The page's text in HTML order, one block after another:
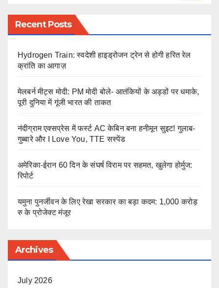
Recent Posts
Hydrogen Train: स्वदेशी हाइड्रोजन ट्रेन से होगी हरित रेल
क्रांति का आगाज़
मेलबर्न मीट्स मोदी: PM मोदी बोले- आतंकियों के अड्डों पर धमाके,
पूरी दुनिया में गूंजी भारत की ताकत
नंदीग्राम एक्सप्रेस में फर्स्ट AC केबिन बना हनीमून सुइट! गुलाब-
गुब्बारे और I Love You, TTE सस्पेंड
अमेरिका-ईरान 60 दिन के संघर्ष विराम पर सहमत, खुलेगा होर्मुज:
रिपोर्ट
यमुना पुनर्जीवन के लिए रेखा सरकार का बड़ा कदम: 1,000 करोड़
रु के प्रोजेक्ट मंजूर
Archives
July 2026